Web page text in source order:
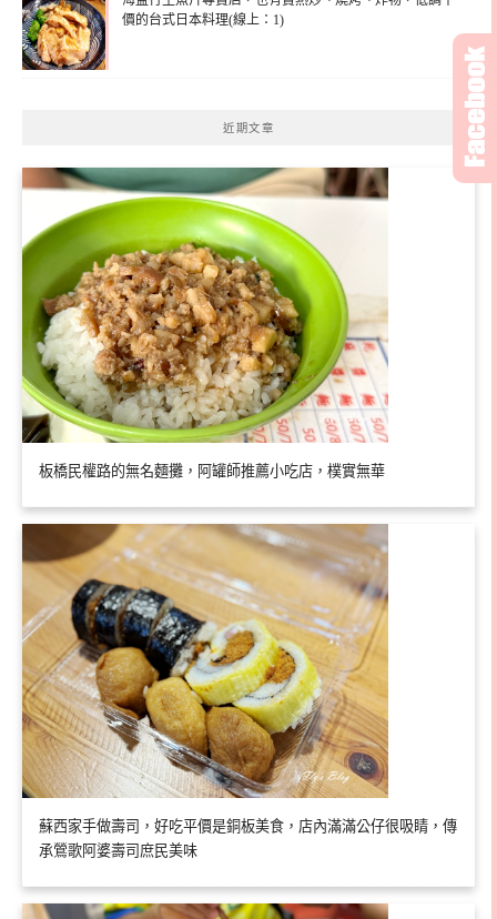
價的台式日本料理(線上：1)
近期文章
板橋民權路的無名麵攤，阿罐師推薦小吃店，樸實無華
蘇西家手做壽司，好吃平價是銅板美食，店內滿滿公仔很吸睛，傳
承鶯歌阿婆壽司庶民美味